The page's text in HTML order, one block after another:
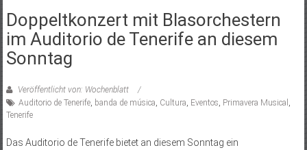
Doppeltkonzert mit Blasorchestern
im Auditorio de Tenerife an diesem
Sonntag
Veröffentlicht von: Wochenblatt
Auditorio de Tenerife, banda de música, Cultura, Eventos, Primavera Musical ,
Tenerife
Das Auditorio de Tenerife bietet an diesem Sonntag ein